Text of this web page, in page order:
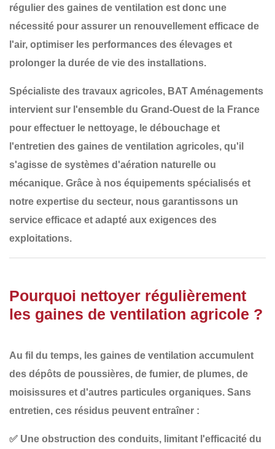
régulier des gaines de ventilation est donc une
nécessité pour assurer un renouvellement efficace de
l'air, optimiser les performances des élevages et
prolonger la durée de vie des installations.
Spécialiste des travaux agricoles, BAT Aménagements
intervient sur l'ensemble du Grand-Ouest de la France
pour effectuer le nettoyage, le débouchage et
l'entretien des gaines de ventilation agricoles, qu'il
s'agisse de systèmes d'aération naturelle ou
mécanique. Grâce à nos équipements spécialisés et
notre expertise du secteur, nous garantissons un
service efficace et adapté aux exigences des
exploitations.
Pourquoi nettoyer régulièrement
les gaines de ventilation agricole ?
Au fil du temps, les gaines de ventilation accumulent
des dépôts de poussières, de fumier, de plumes, de
moisissures et d'autres particules organiques. Sans
entretien, ces résidus peuvent entraîner :
✅ Une obstruction des conduits, limitant l'efficacité du